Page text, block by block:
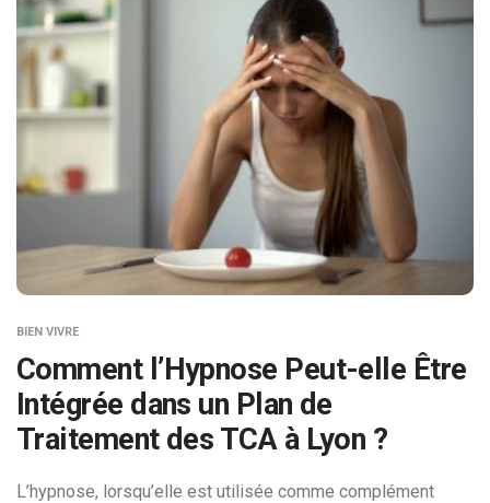
BIEN VIVRE
Comment l’Hypnose Peut-elle Être
Intégrée dans un Plan de
Traitement des TCA à Lyon ?
L’hypnose, lorsqu’elle est utilisée comme complément